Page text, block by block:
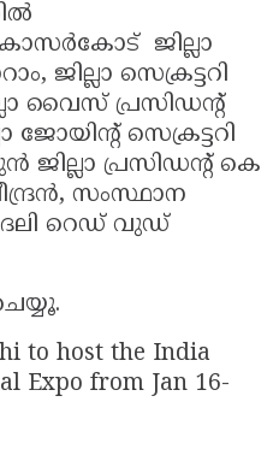
ജില്ലാ
ജില്ലാ സെക്രട്ടറി
വൈസ് പ്രസിഡന്റ്
സെക്രട്ടറി
ജില്ലാ പ്രസിഡന്റ് കെ
സംസ്ഥാന
റെഡ് വുഡ്
to host the India
Expo from Jan 16-